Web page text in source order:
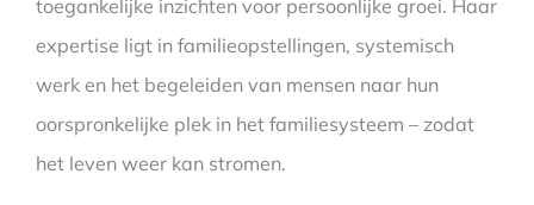
toegankelijke inzichten voor persoonlijke groei. Haar
expertise ligt in familieopstellingen, systemisch
werk en het begeleiden van mensen naar hun
oorspronkelijke plek in het familiesysteem – zodat
het leven weer kan stromen.